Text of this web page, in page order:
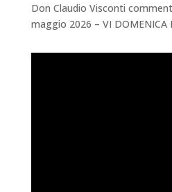
Don Claudio Visconti
maggio 2026 – VI DOMENICA